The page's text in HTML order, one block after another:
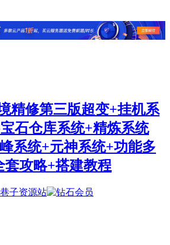
精修第三版超变+挂机系
石仓库系统+精炼系统
系统+元神系统+功能多
套攻略+搭建教程